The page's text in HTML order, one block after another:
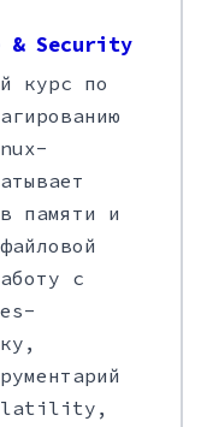
& Security
курс по
памяти и
с